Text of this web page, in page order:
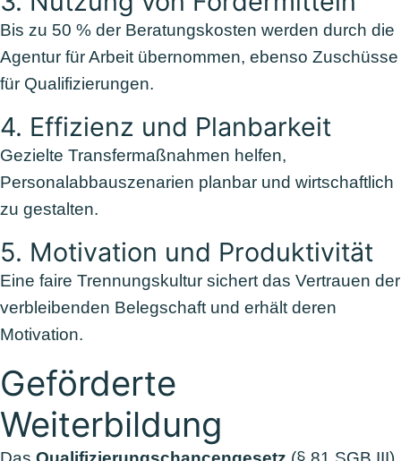
Bis zu 50 % der Beratungskosten werden durch die
Agentur für Arbeit übernommen, ebenso Zuschüsse
für Qualifizierungen.
4. Effizienz und Planbarkeit
Gezielte Transfermaßnahmen helfen,
Personalabbauszenarien planbar und wirtschaftlich
zu gestalten.
5. Motivation und Produktivität
Eine faire Trennungskultur sichert das Vertrauen der
verbleibenden Belegschaft und erhält deren
Motivation.
Geförderte
Weiterbildung